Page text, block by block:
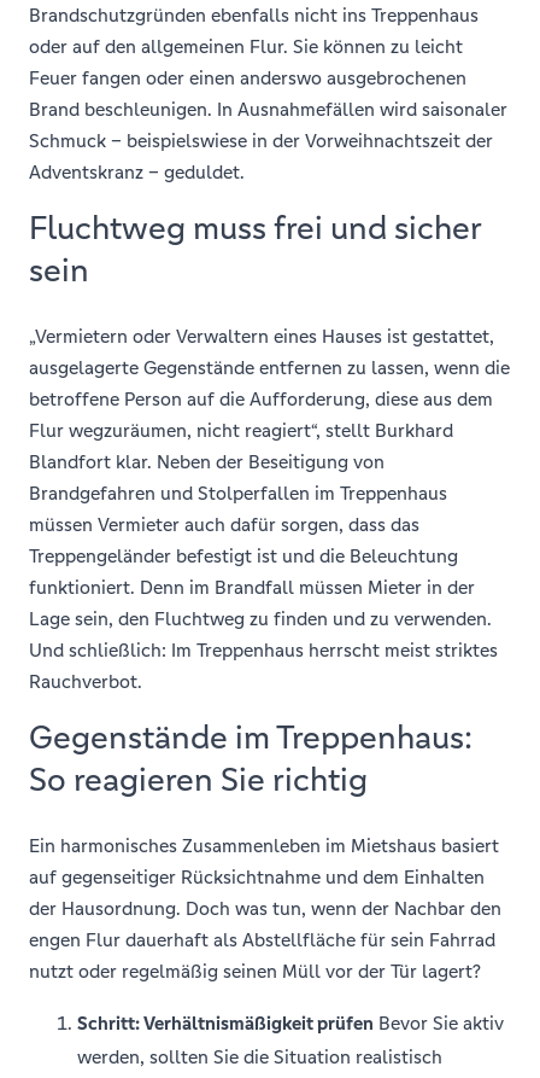
Brandschutzgründen ebenfalls nicht ins Treppenhaus
oder auf den allgemeinen Flur. Sie können zu leicht
Feuer fangen oder einen anderswo ausgebrochenen
Brand beschleunigen. In Ausnahmefällen wird saisonaler
Schmuck – beispielswiese in der Vorweihnachtszeit der
Adventskranz – geduldet.
Fluchtweg muss frei und sicher
sein
„Vermietern oder Verwaltern eines Hauses ist gestattet,
ausgelagerte Gegenstände entfernen zu lassen, wenn die
betroffene Person auf die Aufforderung, diese aus dem
Flur wegzuräumen, nicht reagiert“, stellt Burkhard
Blandfort klar. Neben der Beseitigung von
Brandgefahren und Stolperfallen im Treppenhaus
müssen Vermieter auch dafür sorgen, dass das
Treppengeländer befestigt ist und die Beleuchtung
funktioniert. Denn im Brandfall müssen Mieter in der
Lage sein, den Fluchtweg zu finden und zu verwenden.
Und schließlich: Im Treppenhaus herrscht meist striktes
Rauchverbot.
Gegenstände im Treppenhaus:
So reagieren Sie richtig
Ein harmonisches Zusammenleben im Mietshaus basiert
auf gegenseitiger Rücksichtnahme und dem Einhalten
der Hausordnung. Doch was tun, wenn der Nachbar den
engen Flur dauerhaft als Abstellfläche für sein Fahrrad
nutzt oder regelmäßig seinen Müll vor der Tür lagert?
Schritt: Verhältnismäßigkeit prüfen Bevor Sie aktiv
werden, sollten Sie die Situation realistisch